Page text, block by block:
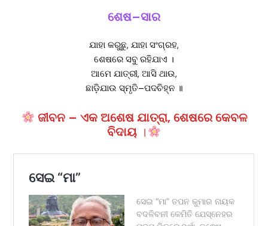
ଶେଷ–ସାର
ଯାହା କରୁଛୁ, ଯାହା ସଂଗ୍ରହ,
ଶେଷରେ ସବୁ ରହିଯାଏ ।
ଆମେ ଯାତ୍ରୀ, ଆସି ଥାଉ,
ଛାଡ଼ିଯାଉ ସ୍ମୃତି–ପଦଚିହ୍ନ ॥
ଜୀବନ – ଏକ ଅଶେଷ ଯାତ୍ରା, ଶେଷରେ କେବଳ
ବିଦାୟ ।